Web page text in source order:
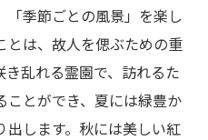
季節ごとの風景」を楽し
とは、故人を偲ぶための重
乱れる霊園で、訪れるた
ことができ、夏には緑豊か
します。秋には美しい紅